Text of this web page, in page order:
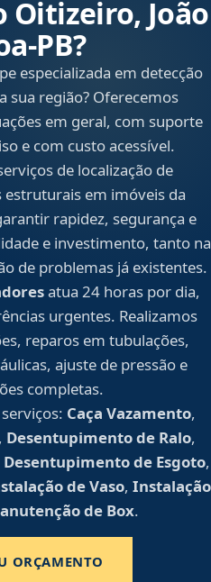
Oitizeiro, João
especializada em detecção
sua região? Oferecemos
em geral, com suporte
e com custo acessível.
de localização de
em imóveis da
rapidez, segurança e
e investimento, tanto na
de problemas já existentes.
atua 24 horas por dia,
urgentes. Realizamos
reparos em tubulações,
ajuste de pressão e
completas.
Caça Vazamento,
, Desentupimento de Ralo,
Desentupimento de Esgoto,
de Vaso, Instalação
de Box.
ORÇAMENTO